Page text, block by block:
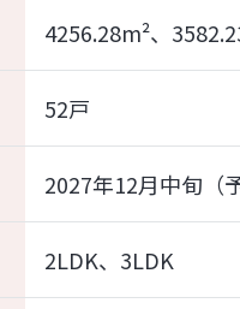
4256.28m²、
52戸
2027年12月中旬（
2LDK、3LDK